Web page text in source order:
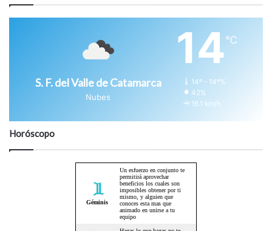
S. F. del Valle de Catamarca
Nubes
14℃
14º - 14º%
42%
16.1 km/h
Horóscopo